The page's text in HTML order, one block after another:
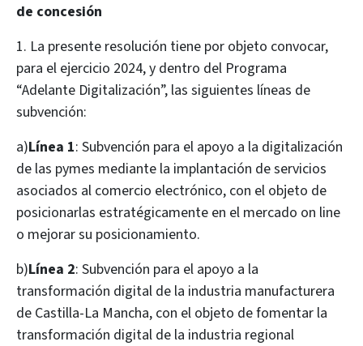
de concesión
1. La presente resolución tiene por objeto convocar,
para el ejercicio 2024, y dentro del Programa
“Adelante Digitalización”, las siguientes líneas de
subvención:
a)Línea 1: Subvención para el apoyo a la digitalización
de las pymes mediante la implantación de servicios
asociados al comercio electrónico, con el objeto de
posicionarlas estratégicamente en el mercado on line
o mejorar su posicionamiento.
b)Línea 2: Subvención para el apoyo a la
transformación digital de la industria manufacturera
de Castilla-La Mancha, con el objeto de fomentar la
transformación digital de la industria regional